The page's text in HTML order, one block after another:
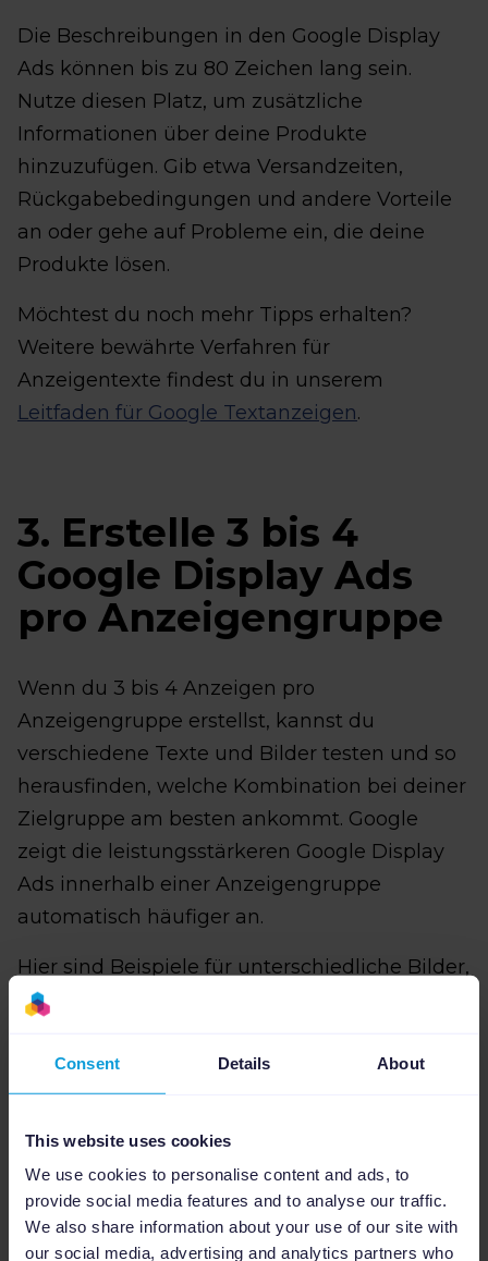
Consent Details About
This website uses cookies
We use cookies to personalise content and ads, to
provide social media features and to analyse our traffic.
We also share information about your use of our site with
our social media, advertising and analytics partners who
Die Beschreibungen in den Google Display
Ads können bis zu 80 Zeichen lang sein.
Nutze diesen Platz, um zusätzliche
Informationen über deine Produkte
hinzuzufügen. Gib etwa Versandzeiten,
Rückgabebedingungen und andere Vorteile
an oder gehe auf Probleme ein, die deine
Produkte lösen.
Möchtest du noch mehr Tipps erhalten?
Weitere bewährte Verfahren für
Anzeigentexte findest du in unserem
Leitfaden für Google Textanzeigen.
3. Erstelle 3 bis 4
Google Display Ads
pro Anzeigengruppe
Wenn du 3 bis 4 Anzeigen pro
Anzeigengruppe erstellst, kannst du
verschiedene Texte und Bilder testen und so
herausfinden, welche Kombination bei deiner
Zielgruppe am besten ankommt. Google
zeigt die leistungsstärkeren Google Display
Ads innerhalb einer Anzeigengruppe
automatisch häufiger an.
Hier sind Beispiele für unterschiedliche Bilder,
Texte oder Blickwinkel, die du in
testen kannst:
Produkte aus verschiedenen Blickwinkeln
und in unterschiedlichen Umgebungen.